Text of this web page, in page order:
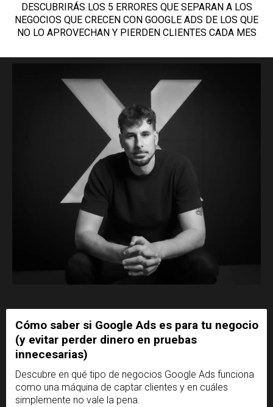
DESCUBRIRÁS LOS 5 ERRORES QUE SEPARAN A LOS
NEGOCIOS QUE CRECEN CON GOOGLE ADS DE LOS QUE
NO LO APROVECHAN Y PIERDEN CLIENTES CADA MES
Cómo saber si Google Ads es para tu negocio
(y evitar perder dinero en pruebas
innecesarias)
Descubre en qué tipo de negocios Google Ads funciona
como una máquina de captar clientes y en cuáles
simplemente no vale la pena.